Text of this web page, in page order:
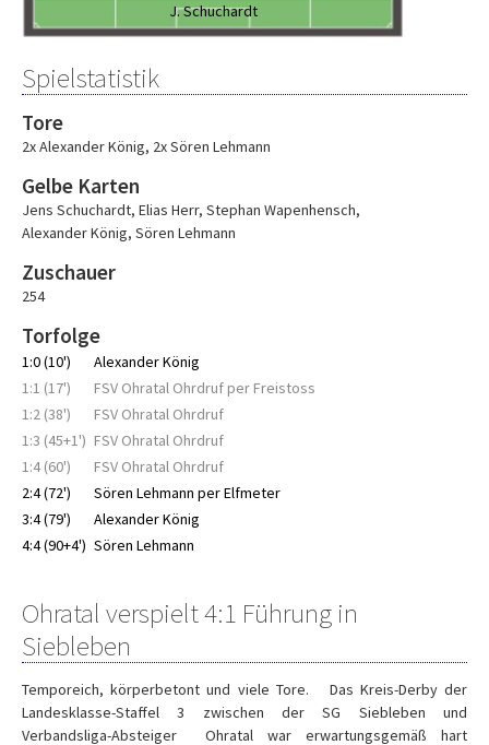
J. Schuchardt
Spielstatistik
Tore
2x Alexander König, 2x Sören Lehmann
Gelbe Karten
Jens Schuchardt, Elias Herr, Stephan Wapenhensch,
Alexander König, Sören Lehmann
Zuschauer
254
Torfolge
1:0 (10')
Alexander König
1:1 (17')
FSV Ohratal Ohrdruf per Freistoss
1:2 (38')
FSV Ohratal Ohrdruf
1:3 (45+1') FSV Ohratal Ohrdruf
1:4 (60')
FSV Ohratal Ohrdruf
2:4 (72')
Sören Lehmann per Elfmeter
3:4 (79')
Alexander König
4:4 (90+4') Sören Lehmann
Ohratal verspielt 4:1 Führung in
Siebleben
Temporeich, körperbetont und viele Tore. Das Kreis-Derby der
Landesklasse-Staffel 3 zwischen der SG Siebleben und
Verbandsliga-Absteiger Ohratal war erwartungsgemäß hart